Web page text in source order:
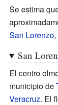
Se estima
San Lorenzo,
San
El centro
municipio de
Veracruz. El